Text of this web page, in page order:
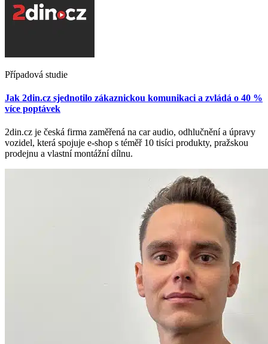
Případová studie
Jak 2din.cz sjednotilo zákaznickou komunikaci a zvládá o 40 %
více poptávek
2din.cz je česká firma zaměřená na car audio, odhlučnění a úpravy
vozidel, která spojuje e-shop s téměř 10 tisíci produkty, pražskou
prodejnu a vlastní montážní dílnu.